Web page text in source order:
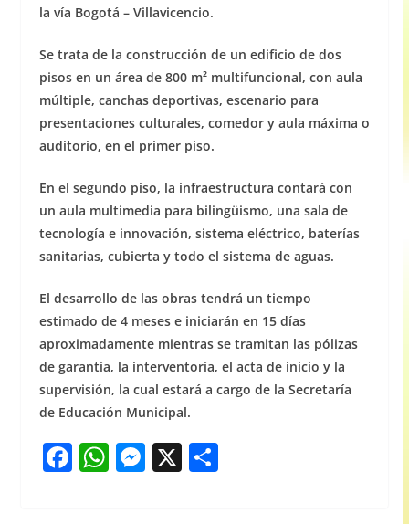
la vía Bogotá – Villavicencio.
Se trata de la construcción de un edificio de dos
pisos en un área de 800 m² multifuncional, con aula
múltiple, canchas deportivas, escenario para
presentaciones culturales, comedor y aula máxima o
auditorio, en el primer piso.
En el segundo piso, la infraestructura contará con
un aula multimedia para bilingüismo, una sala de
tecnología e innovación, sistema eléctrico, baterías
sanitarias, cubierta y todo el sistema de aguas.
El desarrollo de las obras tendrá un tiempo
estimado de 4 meses e iniciarán en 15 días
aproximadamente mientras se tramitan las pólizas
de garantía, la interventoría, el acta de inicio y la
supervisión, la cual estará a cargo de la Secretaría
de Educación Municipal.
F W M X S